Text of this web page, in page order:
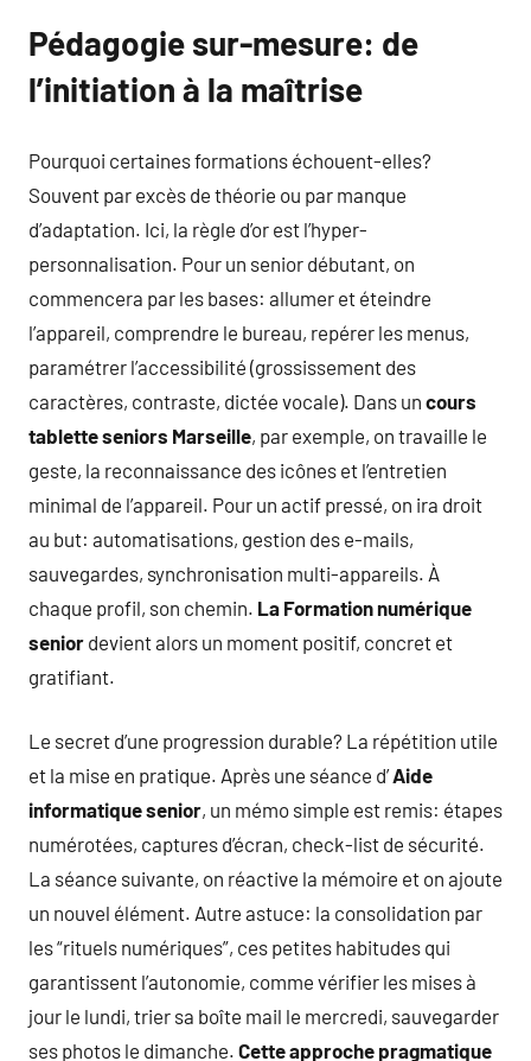
Pédagogie sur-mesure: de
l’initiation à la maîtrise
Pourquoi certaines formations échouent-elles?
Souvent par excès de théorie ou par manque
d’adaptation. Ici, la règle d’or est l’hyper-
personnalisation. Pour un senior débutant, on
commencera par les bases: allumer et éteindre
l’appareil, comprendre le bureau, repérer les menus,
paramétrer l’accessibilité (grossissement des
caractères, contraste, dictée vocale). Dans un cours
tablette seniors Marseille, par exemple, on travaille le
geste, la reconnaissance des icônes et l’entretien
minimal de l’appareil. Pour un actif pressé, on ira droit
au but: automatisations, gestion des e-mails,
sauvegardes, synchronisation multi-appareils. À
chaque profil, son chemin. La Formation numérique
senior devient alors un moment positif, concret et
gratifiant.
Le secret d’une progression durable? La répétition utile
et la mise en pratique. Après une séance d’Aide
informatique senior, un mémo simple est remis: étapes
numérotées, captures d’écran, check-list de sécurité.
La séance suivante, on réactive la mémoire et on ajoute
un nouvel élément. Autre astuce: la consolidation par
les “rituels numériques”, ces petites habitudes qui
garantissent l’autonomie, comme vérifier les mises à
jour le lundi, trier sa boîte mail le mercredi, sauvegarder
ses photos le dimanche. Cette approche pragmatique